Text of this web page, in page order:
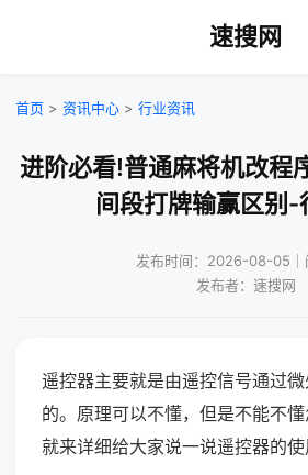
速搜网
首页 > 资讯中心 > 行业资讯
进阶必看!普通麻将机改程
间段打牌输赢区别-
发布时间：2026-08-05｜
发布者：速搜网
遥控器主要就是由遥控信号通过
的。原理可以不懂，但是不能不
就来详细给大家说一说遥控器的使